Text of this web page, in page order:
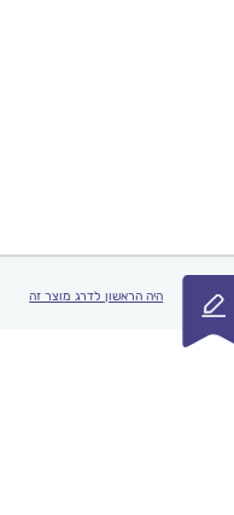
היה הראשון לדרג מוצר זה